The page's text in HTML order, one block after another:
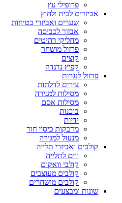
פרופילי עץ
אביזרים לבית ולחוץ
שערים ואביזרי בטיחות
אבזור לכביסה
מחליקי רהיטים
פרזול מושחר
קוצים
קפיץ נדנדה
פרזול לנגרות
צירים לדלתות
מסילות למגירה
מסילות אסם
בוכנות
ידיות
מדבקות כיסוי חור
מנעול למגירה
קולבים ואביזרי תלייה
ווים לתלייה
קולבי וואקום
קולבים מעוצבים
קולבים מושחרים
שונות ומבצעים